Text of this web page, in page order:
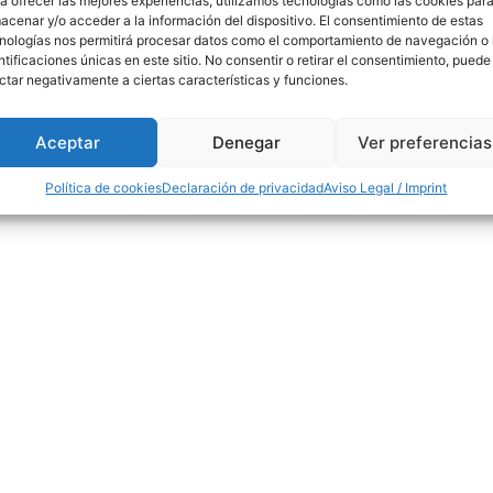
y/o acceder a la información del dispositivo. El consentimiento de estas
nos permitirá procesar datos como el comportamiento de navegación o
únicas en este sitio. No consentir o retirar el consentimiento, puede
negativamente a ciertas características y funciones.
Aceptar Denegar Ver preferencias
Política de cookiesDeclaración de privacidadAviso Legal / Imprint